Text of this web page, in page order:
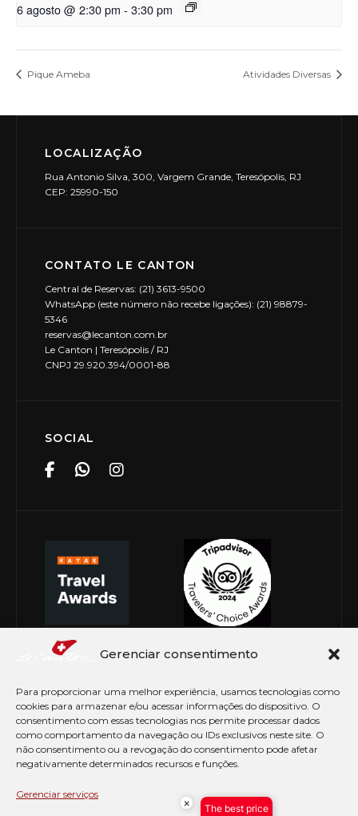
Gerenciar consentimento
Para proporcionar uma melhor experiência, usamos tecnologias como
cookies para armazenar e/ou acessar informações do dispositivo. O
consentimento com essas tecnologias nos permite processar dados
como comportamento da navegação ou IDs exclusivos neste site. O
não consentimento ou a revogação do consentimento pode afetar
negativamente determinados recursos e funções.
Gerenciar serviços
6 agosto @ 2:30 pm - 3:30 pm
Pique Ameba Atividades Diversas
LOCALIZAÇÃO
Rua Antonio Silva, 300, Vargem Grande, Teresópolis, RJ
CEP: 25990-150
CONTATO LE CANTON
Central de Reservas: (21) 3613-9500
WhatsApp (este número não recebe ligações): (21) 98879-
5346
reservas@lecanton.com.br
Le Canton | Teresópolis / RJ
CNPJ 29.920.394/0001-88
SOCIAL
© Copyright 2026 Le Canton. Todos os direitos
× The best price